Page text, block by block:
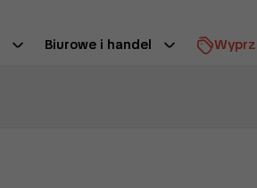
Biurowe i handel